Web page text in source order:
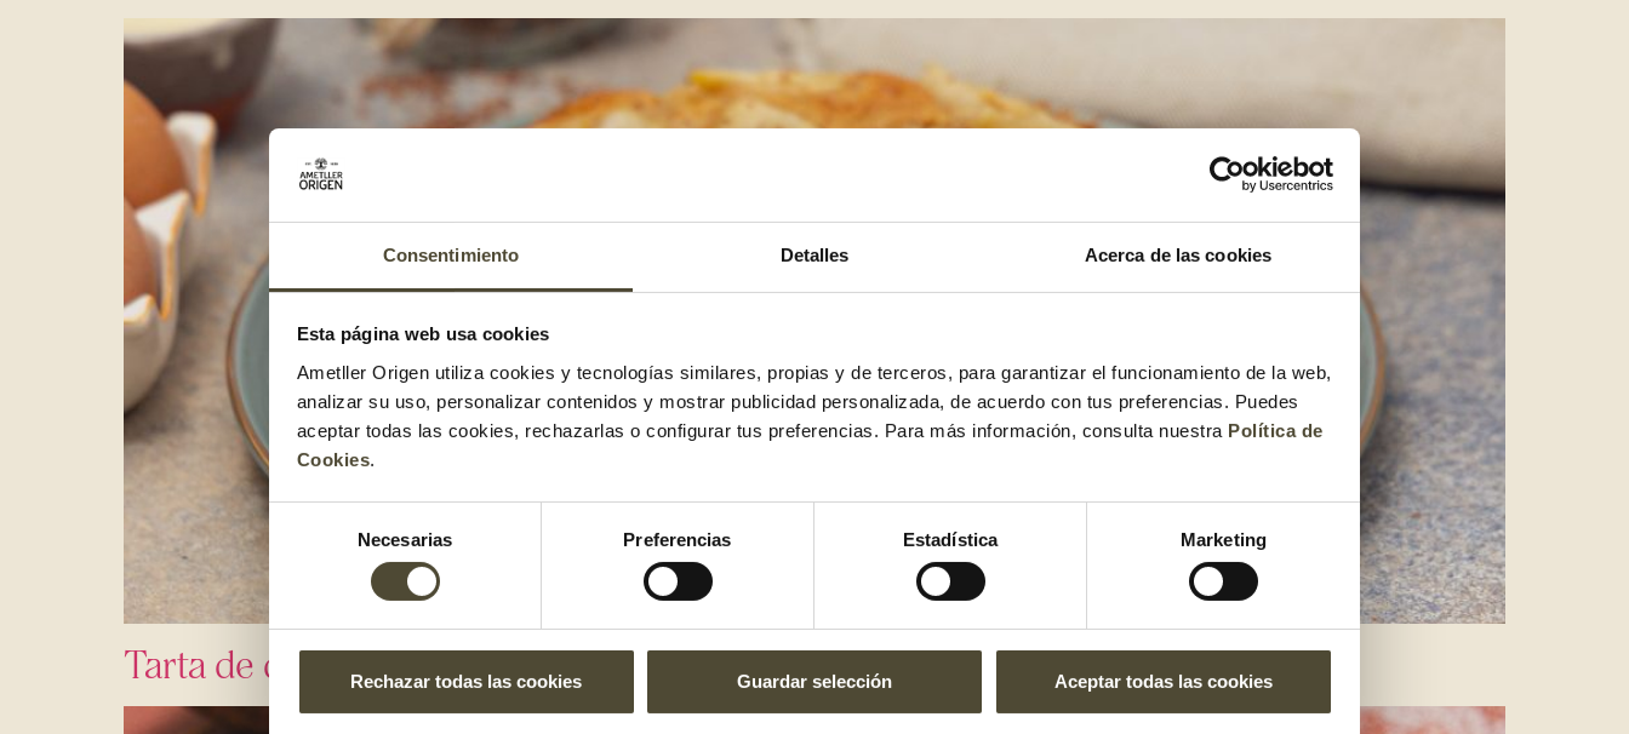
Consentimiento Detalles Acerca de las cookies
Esta página web usa cookies
Ametller Origen utiliza cookies y tecnologías similares, propias y de terceros, para garantizar el funcionamiento de la web,
analizar su uso, personalizar contenidos y mostrar publicidad personalizada, de acuerdo con tus preferencias. Puedes
aceptar todas las cookies, rechazarlas o configurar tus preferencias. Para más información, consulta nuestra Política de
Cookies.
Selección
consentimiento
Necesarias Preferencias Estadística Marketing
Rechazar todas las cookies Guardar selección Aceptar todas las cookies
Tarta de queso y boniato